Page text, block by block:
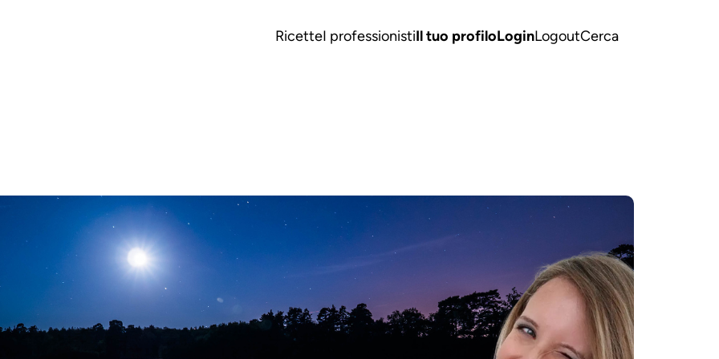
RicetteI professionistiIl tuo profiloLoginLogoutCerca